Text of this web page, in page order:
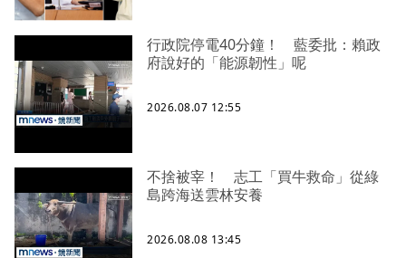
行政院停電40分鐘！ 藍委批：賴政
府說好的「能源韌性」呢
2026.08.07 12:55
不捨被宰！ 志工「買牛救命」從綠
島跨海送雲林安養
2026.08.08 13:45